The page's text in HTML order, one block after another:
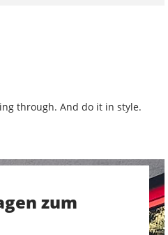
through. And do it in style.
zum